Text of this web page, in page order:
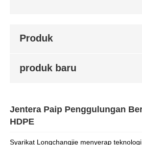
Produk
produk baru
Jentera Paip Penggulungan
HDPE
Syarikat Longchangjie menyerap